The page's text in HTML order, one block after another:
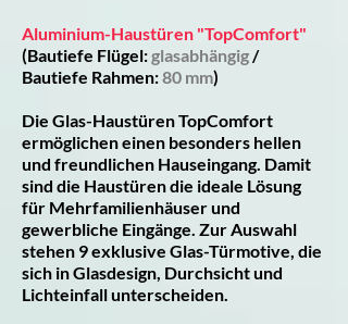
Aluminium-Haustüren "TopComfort"
(Bautiefe Flügel:glasabhängig/
Bautiefe Rahmen:80 mm)
Die Glas-Haustüren TopComfort
ermöglichen einen besonders hellen
und freundlichen Hauseingang. Damit
sind die Haustüren die ideale Lösung
für Mehrfamilienhäuser und
gewerbliche Eingänge. Zur Auswahl
stehen 9 exklusive Glas-Türmotive, die
sich in Glasdesign, Durchsicht und
Lichteinfall unterscheiden.